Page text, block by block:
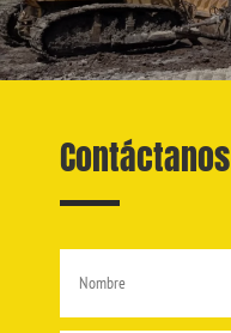
Contáctanos